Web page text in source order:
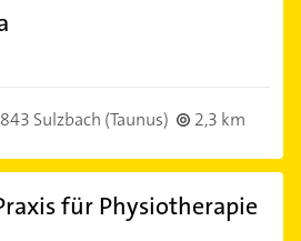
Sulzbach (Taunus) 2,3 km
für Physiotherapie